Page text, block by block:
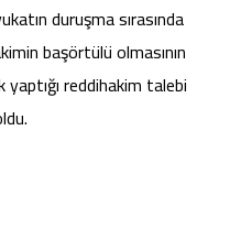
duruşma sırasında
başörtülü olmasının
yaptığı reddihakim talebi